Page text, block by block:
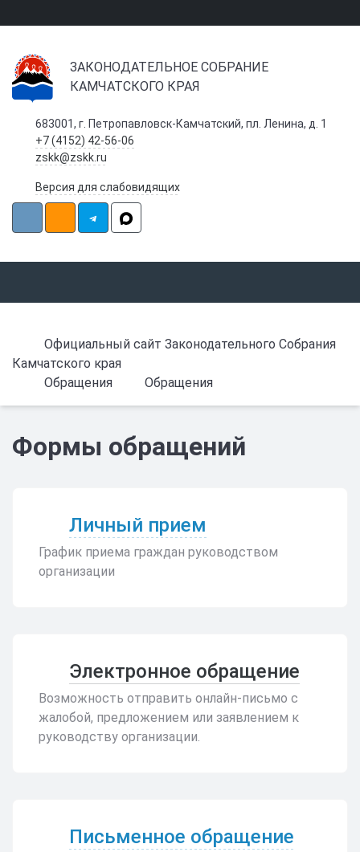
ЗАКОНОДАТЕЛЬНОЕ СОБРАНИЕ
КАМЧАТСКОГО КРАЯ
683001, г. Петропавловск-Камчатский, пл. Ленина, д. 1
+7 (4152) 42-56-06
zskk@zskk.ru
Версия для слабовидящих
Официальный сайт Законодательного Собрания
Камчатского края
Обращения
Обращения
Формы обращений
Личный прием
График приема граждан руководством
организации
Электронное обращение
Возможность отправить онлайн-письмо с
жалобой, предложением или заявлением к
руководству организации.
Письменное обращение